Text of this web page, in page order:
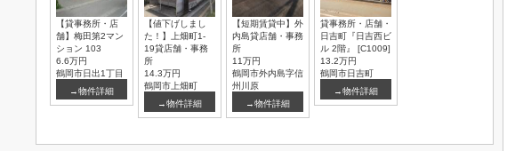
【貸事務所・店
舗】梅田第2マン
ション 103
6.6万円
鶴岡市日出1丁目
→物件詳細
【値下げしまし
た！】上畑町1-
19貸店舗・事務
所
14.3万円
鶴岡市上畑町
→物件詳細
【短期賃貸中】外
内島貸店舗・事務
所
11万円
鶴岡市外内島字信
州川原
→物件詳細
貸事務所・店舗・
日吉町『日吉西ビ
ル 2階』 [C1009]
13.2万円
鶴岡市日吉町
→物件詳細